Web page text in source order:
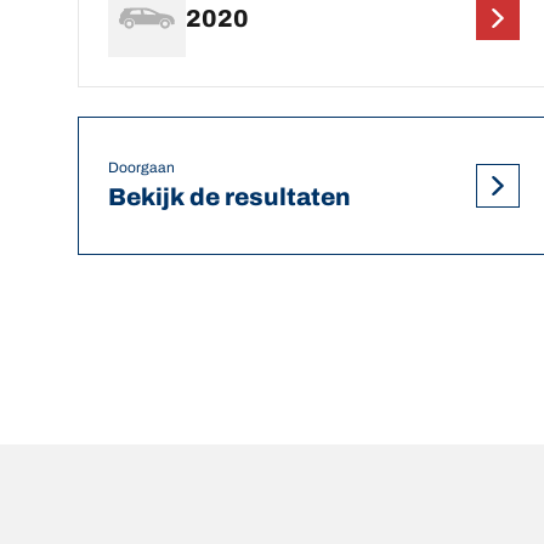
2020
Doorgaan
Bekijk de resultaten